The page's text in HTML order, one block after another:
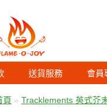
送貨服務 會員
頁 » Tracklements 英式芥